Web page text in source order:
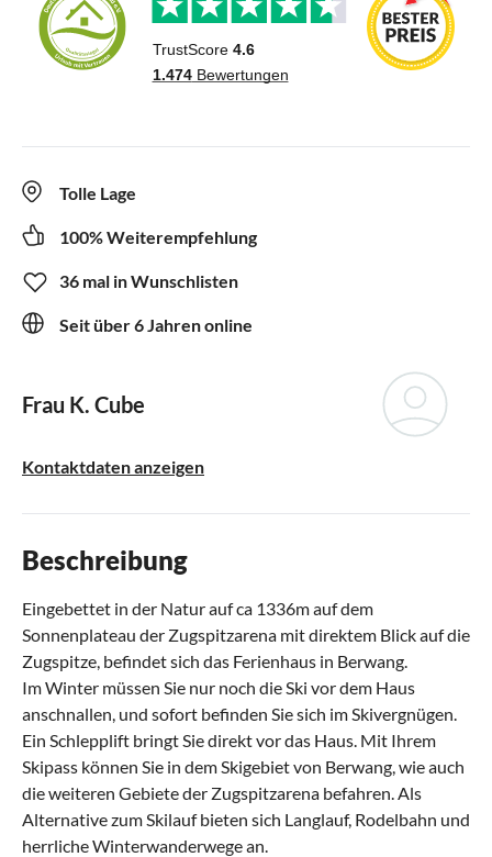
Tolle Lage
100% Weiterempfehlung
36 mal in Wunschlisten
Seit über 6 Jahren online
Frau K. Cube
Kontaktdaten anzeigen
Beschreibung
Eingebettet in der Natur auf ca 1336m auf dem
Sonnenplateau der Zugspitzarena mit direktem Blick auf die
Zugspitze, befindet sich das Ferienhaus in Berwang.
Im Winter müssen Sie nur noch die Ski vor dem Haus
anschnallen, und sofort befinden Sie sich im Skivergnügen.
Ein Schlepplift bringt Sie direkt vor das Haus. Mit Ihrem
Skipass können Sie in dem Skigebiet von Berwang, wie auch
die weiteren Gebiete der Zugspitzarena befahren. Als
Alternative zum Skilauf bieten sich Langlauf, Rodelbahn und
herrliche Winterwanderwege an.